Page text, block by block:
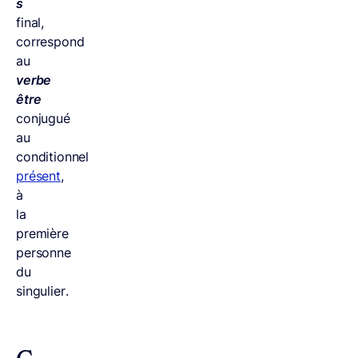
s
final,
correspond
au
verbe
être
conjugué
au
conditionnel
présent,
à
la
première
personne
du
singulier.